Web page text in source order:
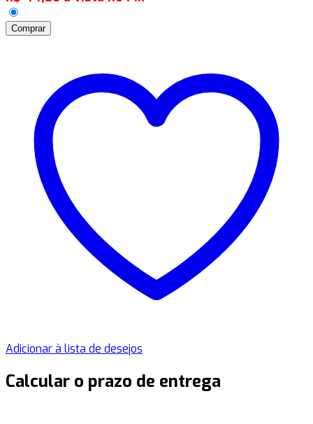
Comprar
Adicionar à lista de desejos
Calcular o prazo de entrega